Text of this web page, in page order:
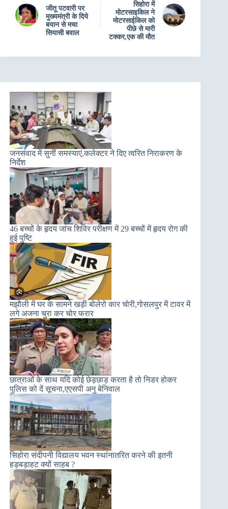
जीतू पटवारी पर
मुख्‍यमंत्री के दिये
बयान से मचा
सियासी बवाल
सिहोरा में
मोटरसाइकिल ने
मोटरसाईकिल को
पीछे से मारी
टक्कर,एक की मौत
जनसंवाद में सुनीं समस्याएं,कलेक्टर ने दिए त्वरित निराकरण के
निर्देश
46 बच्चों के हृदय जांच शिविर परीक्षण में 29 बच्चों में हृदय रोग की
हुई पुष्टि
मझौली में घर के सामने खड़ी बोलेरो कार चोरी,गोसलपुर में टावर में
लगे अजना चुरा कर चोर फरार
छात्राओं के साथ यदि कोई छेड़छाड़ करता है तो निडर होकर
पुलिस को दें सूचना,एएसपी अनु बेनिवाल
सिहोरा संदीपनी विद्यालय भवन स्थांनातरित करने की इतनी
हड़बड़ाहट क्यों साहब ?